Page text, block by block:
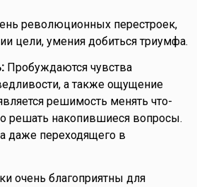
революционных перестроек,
цели, умения добиться триумфа.
Пробуждаются чувства
а также ощущение
решимость менять что-
решать накопившиеся вопросы.
даже переходящего в
очень благоприятны для